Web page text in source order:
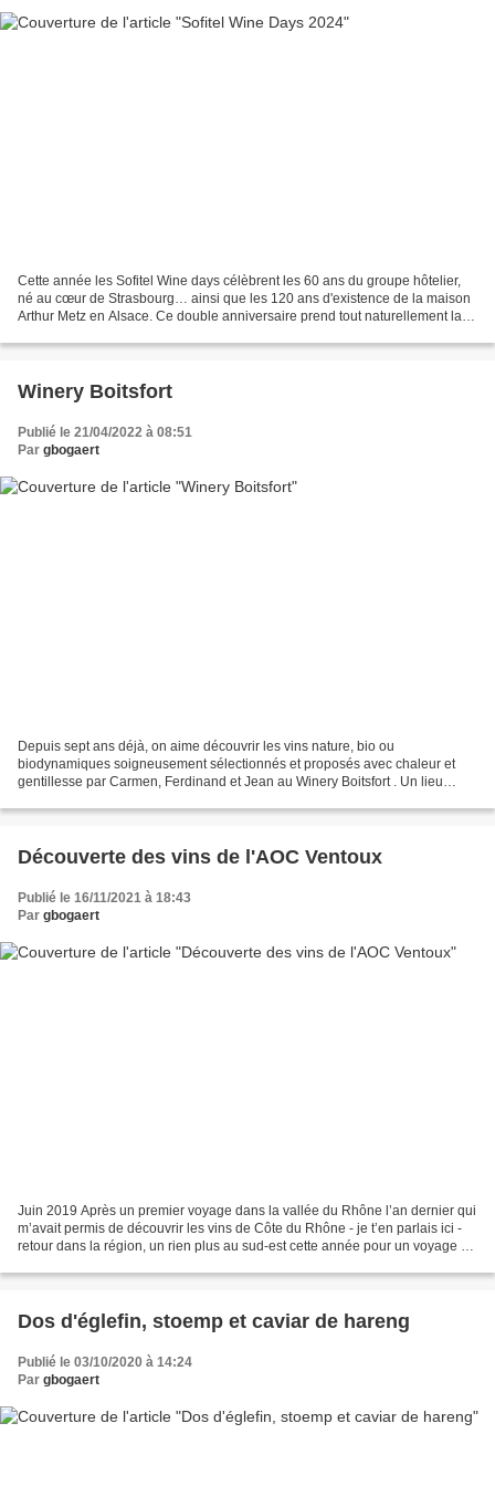
Cette année les Sofitel Wine days célèbrent les 60 ans du groupe hôtelier,
né au cœur de Strasbourg… ainsi que les 120 ans d'existence de la maison
Arthur Metz en Alsace. Ce double anniversaire prend tout naturellement la
Winery Boitsfort
Publié le 21/04/2022 à 08:51
Par gbogaert
Depuis sept ans déjà, on aime découvrir les vins nature, bio ou
biodynamiques soigneusement sélectionnés et proposés avec chaleur et
gentillesse par Carmen, Ferdinand et Jean au Winery Boitsfort . Un lieu
Découverte des vins de l'AOC Ventoux
Publié le 16/11/2021 à 18:43
Par gbogaert
Juin 2019 Après un premier voyage dans la vallée du Rhône l’an dernier qui
m’avait permis de découvrir les vins de Côte du Rhône - je t’en parlais ici -
retour dans la région, un rien plus au sud-est cette année pour un voyage de
Dos d'églefin, stoemp et caviar de hareng
Publié le 03/10/2020 à 14:24
Par gbogaert